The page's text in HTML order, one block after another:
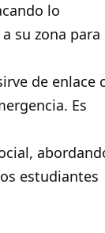
lo
su zona para
de enlace
Es
estudiantes